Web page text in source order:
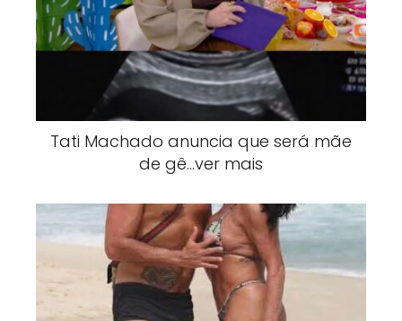
Tati Machado anuncia que será mãe
de gê…ver mais